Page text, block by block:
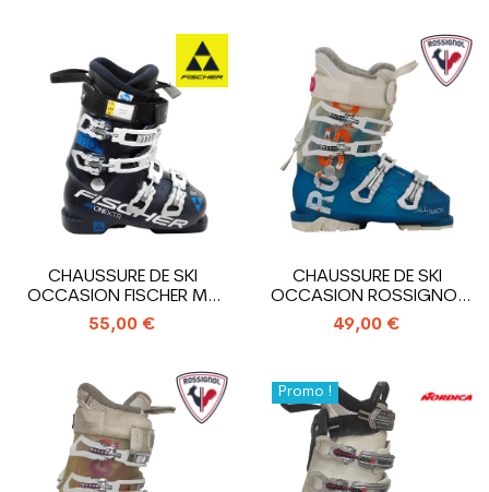
CHAUSSURE DE SKI
OCCASION FISCHER MY
ONE 80 XTR
55,00 €
CHAUSSURE DE SKI
OCCASION ROSSIGNOL
ALLTRACK
49,00 €
Promo !